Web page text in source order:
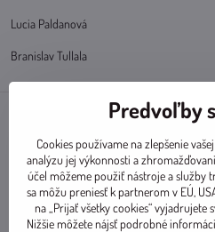
Lucia Paldanová
Branislav Tullala
Predvoľby
Cookies používame na zlepšenie
analýzu jej výkonnosti a
účel môžeme použiť nástroje a služby
sa môžu preniesť k partnerom v EÚ,
na „Prijať všetky cookies“ vyjadrujete
Nižšie môžete nájsť podrobné